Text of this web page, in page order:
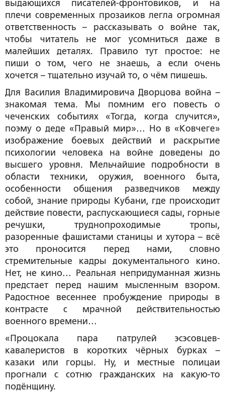
выдающихся писателей-фронтовиков, и на
плечи современных прозаиков легла огромная
ответственность – рассказывать о войне так,
чтобы читатель не мог усомниться даже в
малейших деталях. Правило тут простое: не
пиши о том, чего не знаешь, а если очень
хочется – тщательно изучай то, о чём пишешь.
Для Василия Владимировича Дворцова война –
знакомая тема. Мы помним его повесть о
чеченских событиях «Тогда, когда случится»,
поэму о деде «Правый мир»… Но в «Ковчеге»
изображение боевых действий и раскрытие
психологии человека на войне доведены до
высшего уровня. Мельчайшие подробности в
области техники, оружия, военного быта,
особенности общения разведчиков между
собой, знание природы Кубани, где происходит
действие повести, распускающиеся сады, горные
речушки, труднопроходимые тропы,
разоренные фашистами станицы и хутора – всё
это проносится перед нами, словно
стремительные кадры документального кино.
Нет, не кино… Реальная непридуманная жизнь
предстает перед нашим мысленным взором.
Радостное весеннее пробуждение природы в
контрасте с мрачной действительностью
военного времени…
«Процокала пара патрулей эсэсовцев-
кавалеристов в коротких чёрных бурках –
казаки или горцы. Ну, и местные полицаи
прогнали с сотню гражданских на какую-то
подёнщину.